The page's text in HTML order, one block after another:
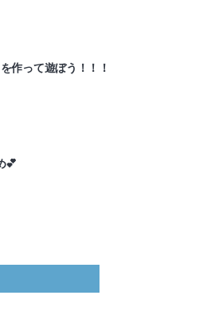
作って遊ぼう！！！
💕